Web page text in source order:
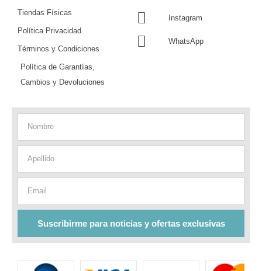
Tiendas Físicas
Política Privacidad
Términos y Condiciones
Política de Garantías,
Cambios y Devoluciones
Instagram
WhatsApp
Suscribirme para noticias y ofertas exclusivas